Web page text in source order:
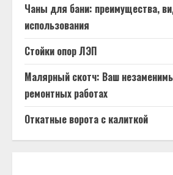
Чаны для бани: преимущества,
использования
Стойки опор ЛЭП
Малярный скотч: Ваш
ремонтных работах
Откатные ворота с калиткой